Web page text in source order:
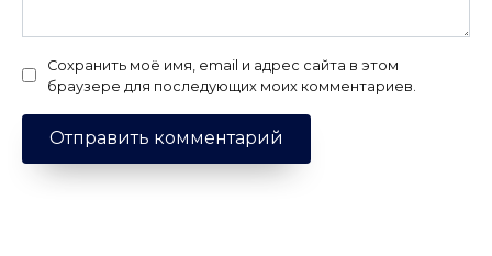
Сохранить моё имя, email и адрес сайта в этом
браузере для последующих моих комментариев.